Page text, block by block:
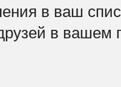
в ваш
в вашем